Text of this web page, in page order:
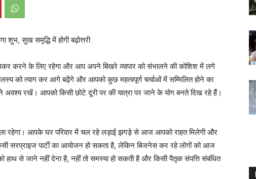
शुभ, सुख समृद्धि में होगी बढ़ोत्तरी
करने के लिए रहेगा और आप अपने बिखरे व्यापार को संभालने की कोशिश में लगे
को त्याग कर आगे बढ़ेंगे और आपको कुछ महत्वपूर्ण चर्चाओं में सम्मिलित होने का
अवश्य रखें। आपको किसी छोटे दूरी पर की यात्रा पर जाने के योग बनते दिख रहे हैं।
रहेगा। आपके घर परिवार में चल रहे लड़ाई झगड़े से आज आपको राहत मिलेगी और
सरप्राइज पार्टी का आयोजन हो सकता है, लेकिन बिजनेस कर रहे लोगों को आज
से जाने नहीं देना है, नहीं तो समस्या हो सकती है और किसी पैतृक संपत्ति संबंधित